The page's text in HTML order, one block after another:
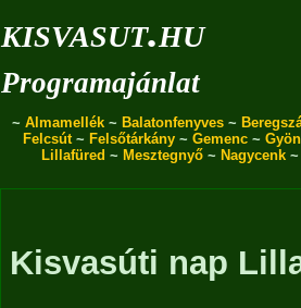
kisvasut.hu
Programajánlat
~ Almamellék ~ Balatonfenyves ~
Felcsút~ Felsőtárkány ~ Gemenc ~
Lillafüred ~ Mesztegnyő~ Nagycenk
Kisvasúti nap